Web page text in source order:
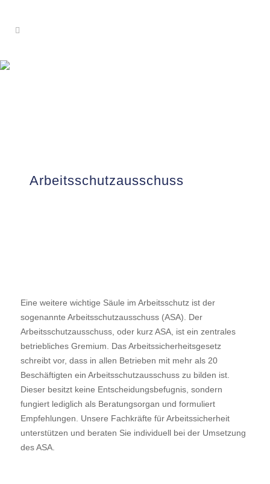
Arbeitsschutzausschuss
Eine weitere wichtige Säule im Arbeitsschutz ist der
sogenannte Arbeitsschutzausschuss (ASA). Der
Arbeitsschutzausschuss, oder kurz ASA, ist ein zentrales
betriebliches Gremium. Das Arbeitssicherheitsgesetz
schreibt vor, dass in allen Betrieben mit mehr als 20
Beschäftigten ein Arbeitsschutzausschuss zu bilden ist.
Dieser besitzt keine Entscheidungsbefugnis, sondern
fungiert lediglich als Beratungsorgan und formuliert
Empfehlungen. Unsere Fachkräfte für Arbeitssicherheit
unterstützen und beraten Sie individuell bei der Umsetzung
des ASA.